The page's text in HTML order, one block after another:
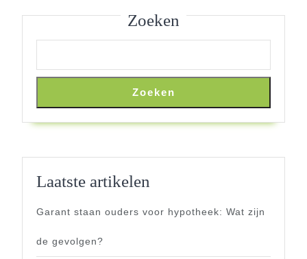
Zoeken
Zoeken
Laatste artikelen
Garant staan ouders voor hypotheek: Wat zijn
de gevolgen?